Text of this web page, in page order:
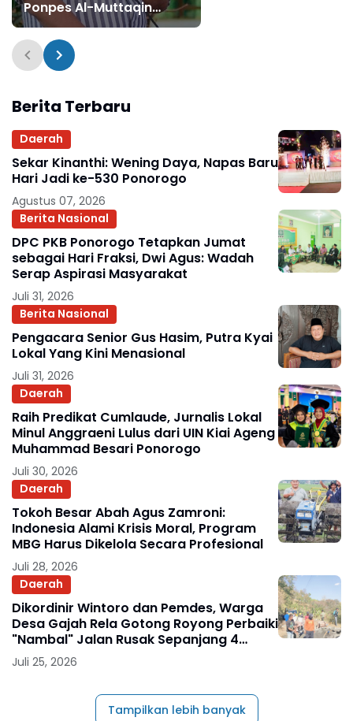
Ponpes Al-Muttaqin
Pulung
Berita Terbaru
Daerah
Sekar Kinanthi: Wening Daya, Napas Baru
Hari Jadi ke-530 Ponorogo
Agustus 07, 2026
Berita Nasional
DPC PKB Ponorogo Tetapkan Jumat
sebagai Hari Fraksi, Dwi Agus: Wadah
Serap Aspirasi Masyarakat
Juli 31, 2026
Berita Nasional
Pengacara Senior Gus Hasim, Putra Kyai
Lokal Yang Kini Menasional
Juli 31, 2026
Daerah
Raih Predikat Cumlaude, Jurnalis Lokal
Minul Anggraeni Lulus dari UIN Kiai Ageng
Muhammad Besari Ponorogo
Juli 30, 2026
Daerah
Tokoh Besar Abah Agus Zamroni:
Indonesia Alami Krisis Moral, Program
MBG Harus Dikelola Secara Profesional
Juli 28, 2026
Daerah
Dikordinir Wintoro dan Pemdes, Warga
Desa Gajah Rela Gotong Royong Perbaiki
"Nambal" Jalan Rusak Sepanjang 4
Kilometer
Juli 25, 2026
Tampilkan lebih banyak